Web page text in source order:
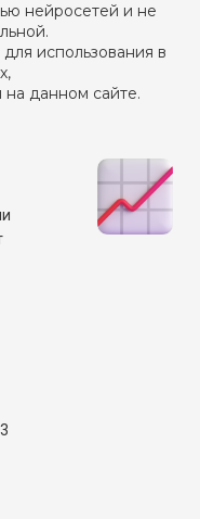
нейросетей и не
использования в
данном сайте.